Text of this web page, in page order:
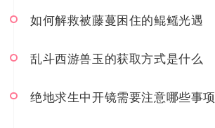
如何解救被藤蔓困住的鲲鳐光遇
乱斗西游兽玉的获取方式是什么
绝地求生中开镜需要注意哪些事项